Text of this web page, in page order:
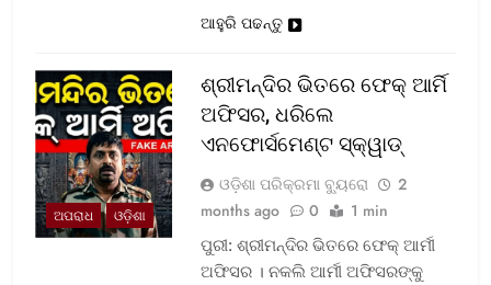
ଆହୁରି ପଢନ୍ତୁ
ଅପରାଧ ଓଡ଼ିଶା
ଶ୍ରୀମନ୍ଦିର ଭିତରେ ଫେକ୍ ଆର୍ମି
ଅଫିସର, ଧରିଲେ
ଏନଫୋର୍ସମେଣ୍ଟ ସ୍କ୍ୱାଡ୍‌
ଓଡ଼ିଶା ପରିକ୍ରମା ବ୍ୟୁରୋ
2
months ago
0 1 min
ପୁରୀ: ଶ୍ରୀମନ୍ଦିର ଭିତରେ ଫେକ୍ ଆର୍ମୀ
ଅଫିସର । ନକଲି ଆର୍ମୀ ଅଫିସରଙ୍କୁ